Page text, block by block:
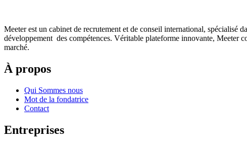
Meeter est un cabinet de recrutement et de conseil international, spécialisé
développement des compétences. Véritable plateforme innovante, Meeter
marché.
À propos
Qui Sommes nous
Mot de la fondatrice
Contact
Entreprises